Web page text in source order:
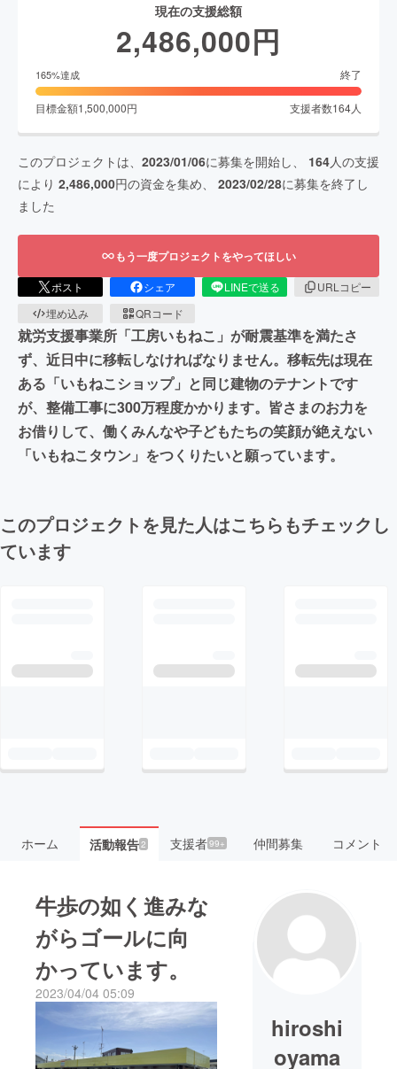
現在の支援総額
2,486,000円
165%達成 終了
目標金額1,500,000円 支援者数164人
このプロジェクトは、 2023/01/06に募集を開始し、 164人の支援
により 2,486,000円の資金を集め、 2023/02/28に募集を終了し
ました
もう一度プロジェクトをやってほしい
ポスト シェア LINEで送る
URLコピー
埋め込み
QRコード
就労支援事業所「工房いもねこ」が耐震基準を満たさ
ず、近日中に移転しなければなりません。移転先は現在
ある「いもねこショップ」と同じ建物のテナントです
が、整備工事に300万程度かかります。皆さまのお力を
お借りして、働くみんなや子どもたちの笑顔が絶えない
「いもねこタウン」をつくりたいと願っています。
このプロジェクトを見た人はこちらもチェックし
ています
ホーム 活動報告2 支援者99+ 仲間募集 コメント
牛歩の如く進みな
がらゴールに向
かっています。
2023/04/04 05:09
hiroshi
oyama